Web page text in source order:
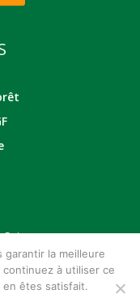
Suivez-nous
la meilleure
à utiliser ce
êtes satisfait.